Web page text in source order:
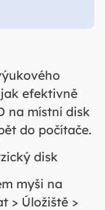
efektivně
na místní disk
do počítače.
disk
myši na
> Úložiště >